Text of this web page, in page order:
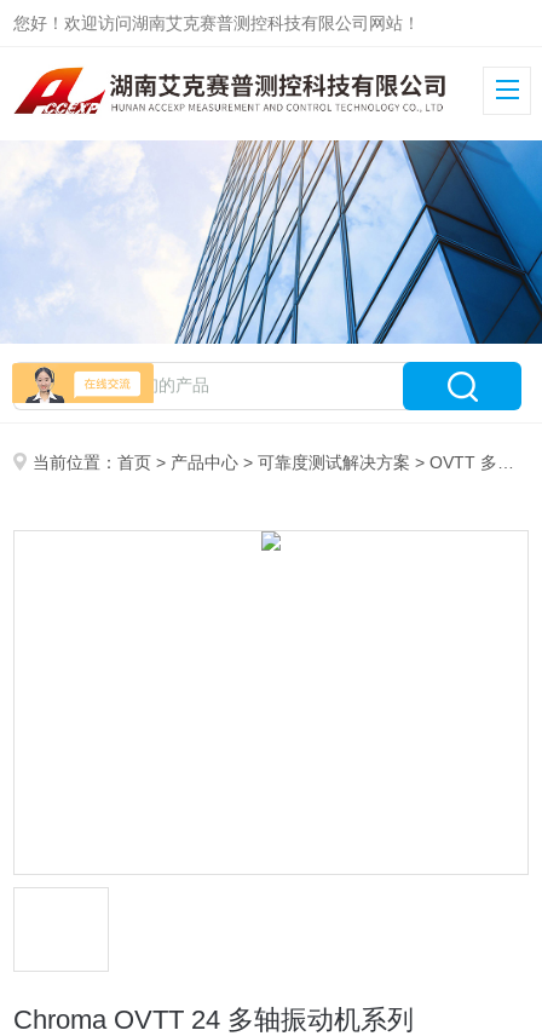
您好！欢迎访问湖南艾克赛普测控科技有限公司网站！
当前位置：首页 > 产品中心 >可靠度测试解决方案 >OVTT 多轴振动
Chroma OVTT 24 多轴振动机系列